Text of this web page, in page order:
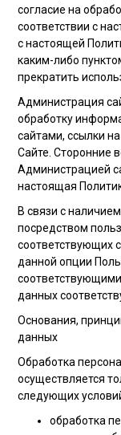
согласие на
соответствии с
с настоящей
каким-либо
прекратить
Администрация
обработку
сайтами, ссылки
Сайте. Сторонние
Администрацией
настоящая
В связи с
посредством
соответствующих
данной опции
данных
Основания,
данных
Обработка
осуществляется
следующих
обработка